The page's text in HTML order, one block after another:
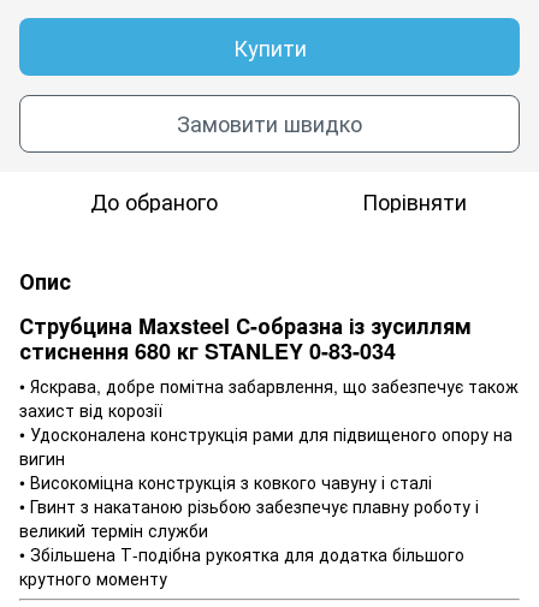
Купити
Замовити швидко
До обраного Порівняти
Опис
Струбцина Maxsteel С-образна із зусиллям
стиснення 680 кг STANLEY 0-83-034
• Яскрава, добре помітна забарвлення, що забезпечує також
захист від корозії
• Удосконалена конструкція рами для підвищеного опору на
вигин
• Високоміцна конструкція з ковкого чавуну і сталі
• Гвинт з накатаною різьбою забезпечує плавну роботу і
великий термін служби
• Збільшена Т-подібна рукоятка для додатка більшого
крутного моменту